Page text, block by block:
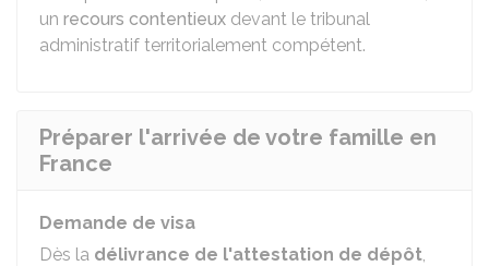
un recours contentieux devant le tribunal
administratif territorialement compétent.
Préparer l'arrivée de votre famille en
France
Demande de visa
Dès la délivrance de l'attestation de dépôt,